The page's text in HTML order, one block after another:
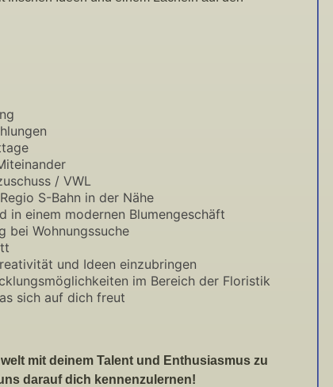
/ VWL
S-Bahn in der Nähe
in einem modernen Blumengeschäft
bei Wohnungssuche
und Ideen einzubringen
im Bereich der Floristik
sich auf dich freut
mit deinem Talent und Enthusiasmus zu
darauf dich kennenzulernen!